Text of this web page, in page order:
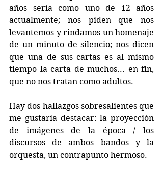
años sería como uno de 12 años
actualmente; nos piden que nos
levantemos y rindamos un homenaje
de un minuto de silencio; nos dicen
que una de sus cartas es al mismo
tiempo la carta de muchos... en fin,
que no nos tratan como adultos.
Hay dos hallazgos sobresalientes que
me gustaría destacar: la proyección
de imágenes de la época / los
discursos de ambos bandos y la
orquesta, un contrapunto hermoso.